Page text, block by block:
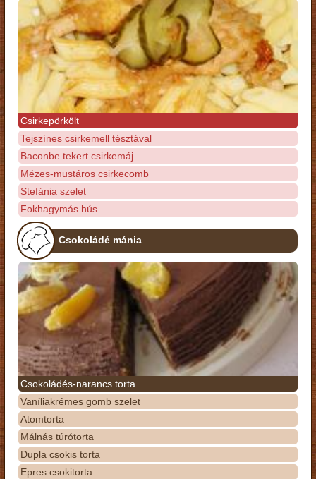
Csirkepörkölt
Tejszínes csirkemell tésztával
Baconbe tekert csirkemáj
Mézes-mustáros csirkecomb
Stefánia szelet
Fokhagymás hús
Csokoládé mánia
Csokoládés-narancs torta
Vaníliakrémes gomb szelet
Atomtorta
Málnás túrótorta
Dupla csokis torta
Epres csokitorta